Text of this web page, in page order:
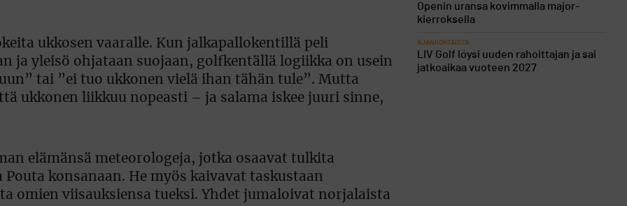
ukkosen vaaralle. Kun jalkapallokentillä peli
ja yleisö ohjataan suojaan, golfkentällä logiikka on usein
tai ”ei tuo ukkonen vielä ihan tähän tule”. Mutta
ukkonen liikkuu nopeasti – ja salama iskee juuri sinne,
elämänsä meteorologeja, jotka osaavat tulkita
konsanaan. He myös kaivavat taskustaan
omien viisauksiensa tueksi. Yhdet jumaloivat norjalaista
Openin uransa kovimmalla major-
kierroksella
AJANKOHTAISTA
LIV Golf löysi uuden rahoittajan ja sai
jatkoaikaa vuoteen 2027